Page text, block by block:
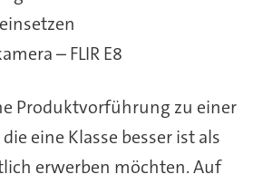
– FLIR E8
Produktvorführung zu einer
eine Klasse besser ist als
erwerben möchten. Auf